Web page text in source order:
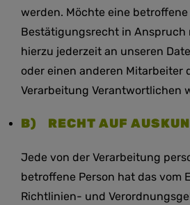
werden. Möchte eine betroffene
Bestätigungsrecht in Anspruch
hierzu jederzeit an unseren
oder einen anderen Mitarbeiter
Verarbeitung Verantwortlichen
B) RECHT AUF
Jede von der Verarbeitung
betroffene Person hat das vom
Richtlinien- und